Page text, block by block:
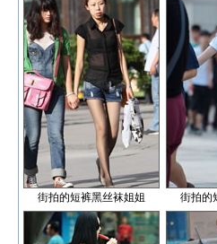
街拍的短裤黑丝袜姐姐 街拍的